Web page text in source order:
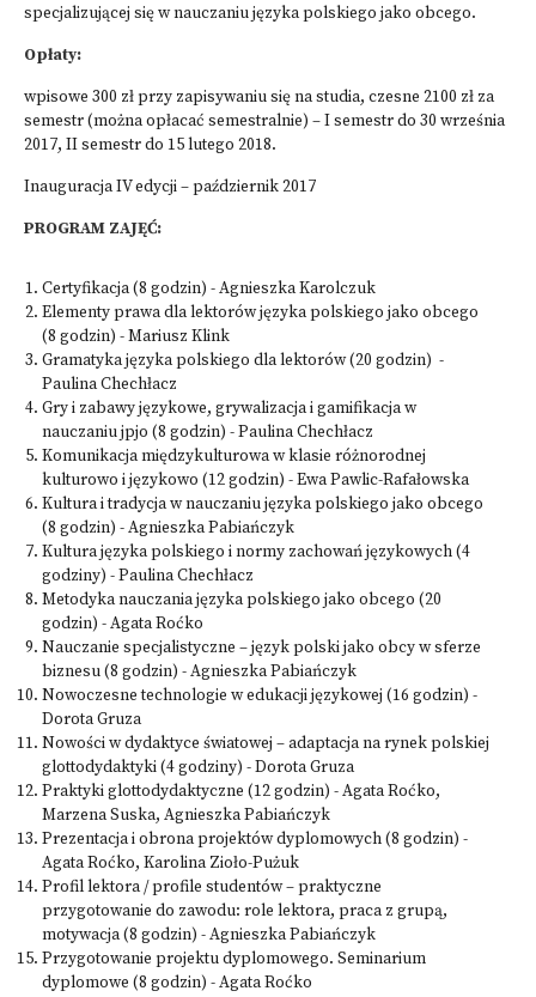
specjalizującej się w nauczaniu języka polskiego jako obcego.
Opłaty:
wpisowe 300 zł przy zapisywaniu się na studia, czesne 2100 zł za
semestr (można opłacać semestralnie) – I semestr do 30 września
2017, II semestr do 15 lutego 2018.
Inauguracja IV edycji – październik 2017
PROGRAM ZAJĘĆ:
Certyfikacja (8 godzin) - Agnieszka Karolczuk
Elementy prawa dla lektorów języka polskiego jako obcego
(8 godzin) - Mariusz Klink
Gramatyka języka polskiego dla lektorów (20 godzin) -
Paulina Chechłacz
Gry i zabawy językowe, grywalizacja i gamifikacja w
nauczaniu jpjo (8 godzin) - Paulina Chechłacz
Komunikacja międzykulturowa w klasie różnorodnej
kulturowo i językowo (12 godzin) - Ewa Pawlic-Rafałowska
Kultura i tradycja w nauczaniu języka polskiego jako obcego
(8 godzin) - Agnieszka Pabiańczyk
Kultura języka polskiego i normy zachowań językowych (4
godziny) - Paulina Chechłacz
Metodyka nauczania języka polskiego jako obcego (20
godzin) - Agata Roćko
Nauczanie specjalistyczne – język polski jako obcy w sferze
biznesu (8 godzin) - Agnieszka Pabiańczyk
Nowoczesne technologie w edukacji językowej (16 godzin) -
Dorota Gruza
Nowości w dydaktyce światowej – adaptacja na rynek polskiej
glottodydaktyki (4 godziny) - Dorota Gruza
Praktyki glottodydaktyczne (12 godzin) - Agata Roćko,
Marzena Suska, Agnieszka Pabiańczyk
Prezentacja i obrona projektów dyplomowych (8 godzin) -
Agata Roćko, Karolina Zioło-Pużuk
Profil lektora / profile studentów – praktyczne
przygotowanie do zawodu: role lektora, praca z grupą,
motywacja (8 godzin) - Agnieszka Pabiańczyk
Przygotowanie projektu dyplomowego. Seminarium
dyplomowe (8 godzin) - Agata Roćko